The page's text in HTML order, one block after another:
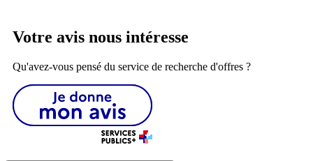
Votre avis nous intéresse
Qu'avez-vous pensé du service de recherche d'offres ?